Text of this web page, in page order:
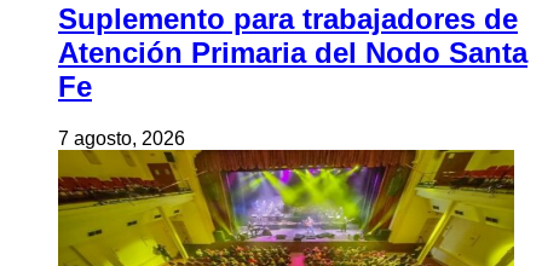
Suplemento para trabajadores de
Atención Primaria del Nodo Santa
Fe
7 agosto, 2026